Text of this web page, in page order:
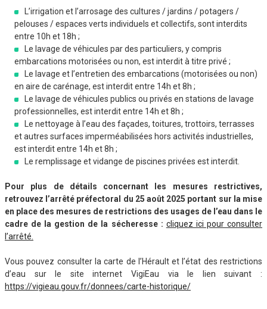
L’irrigation et l’arrosage des cultures / jardins / potagers /
pelouses / espaces verts individuels et collectifs, sont interdits
entre 10h et 18h ;
Le lavage de véhicules par des particuliers, y compris
embarcations motorisées ou non, est interdit à titre privé ;
Le lavage et l’entretien des embarcations (motorisées ou non)
en aire de carénage, est interdit entre 14h et 8h ;
Le lavage de véhicules publics ou privés en stations de lavage
professionnelles, est interdit entre 14h et 8h ;
Le nettoyage à l’eau des façades, toitures, trottoirs, terrasses
et autres surfaces imperméabilisées hors activités industrielles,
est interdit entre 14h et 8h ;
Le remplissage et vidange de piscines privées est interdit.
Pour plus de détails concernant les mesures restrictives,
retrouvez l’arrêté préfectoral du 25 août 2025 portant sur la mise
en place des mesures de restrictions des usages de l’eau dans le
cadre de la gestion de la sécheresse : cliquez ici pour consulter
l’arrêté.
Vous pouvez consulter la carte de l’Hérault et l’état des restrictions
d’eau sur le site internet VigiEau via le lien suivant :
https://vigieau.gouv.fr/donnees/carte-historique/